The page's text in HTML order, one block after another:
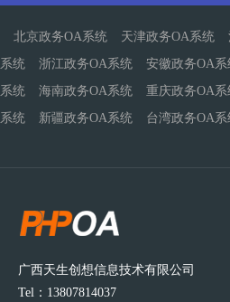
北京政务OA系统 天津政务OA系统
系统
浙江政务OA系统 安徽政务OA系
系统
海南政务OA系统 重庆政务OA系
系统
新疆政务OA系统 台湾政务OA系
广西天生创想信息技术有限公司
Tel：13807814037